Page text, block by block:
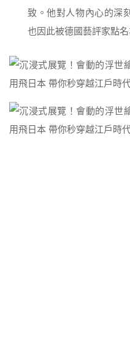
致。他對人物內心的深
也因此被德國藝評家點